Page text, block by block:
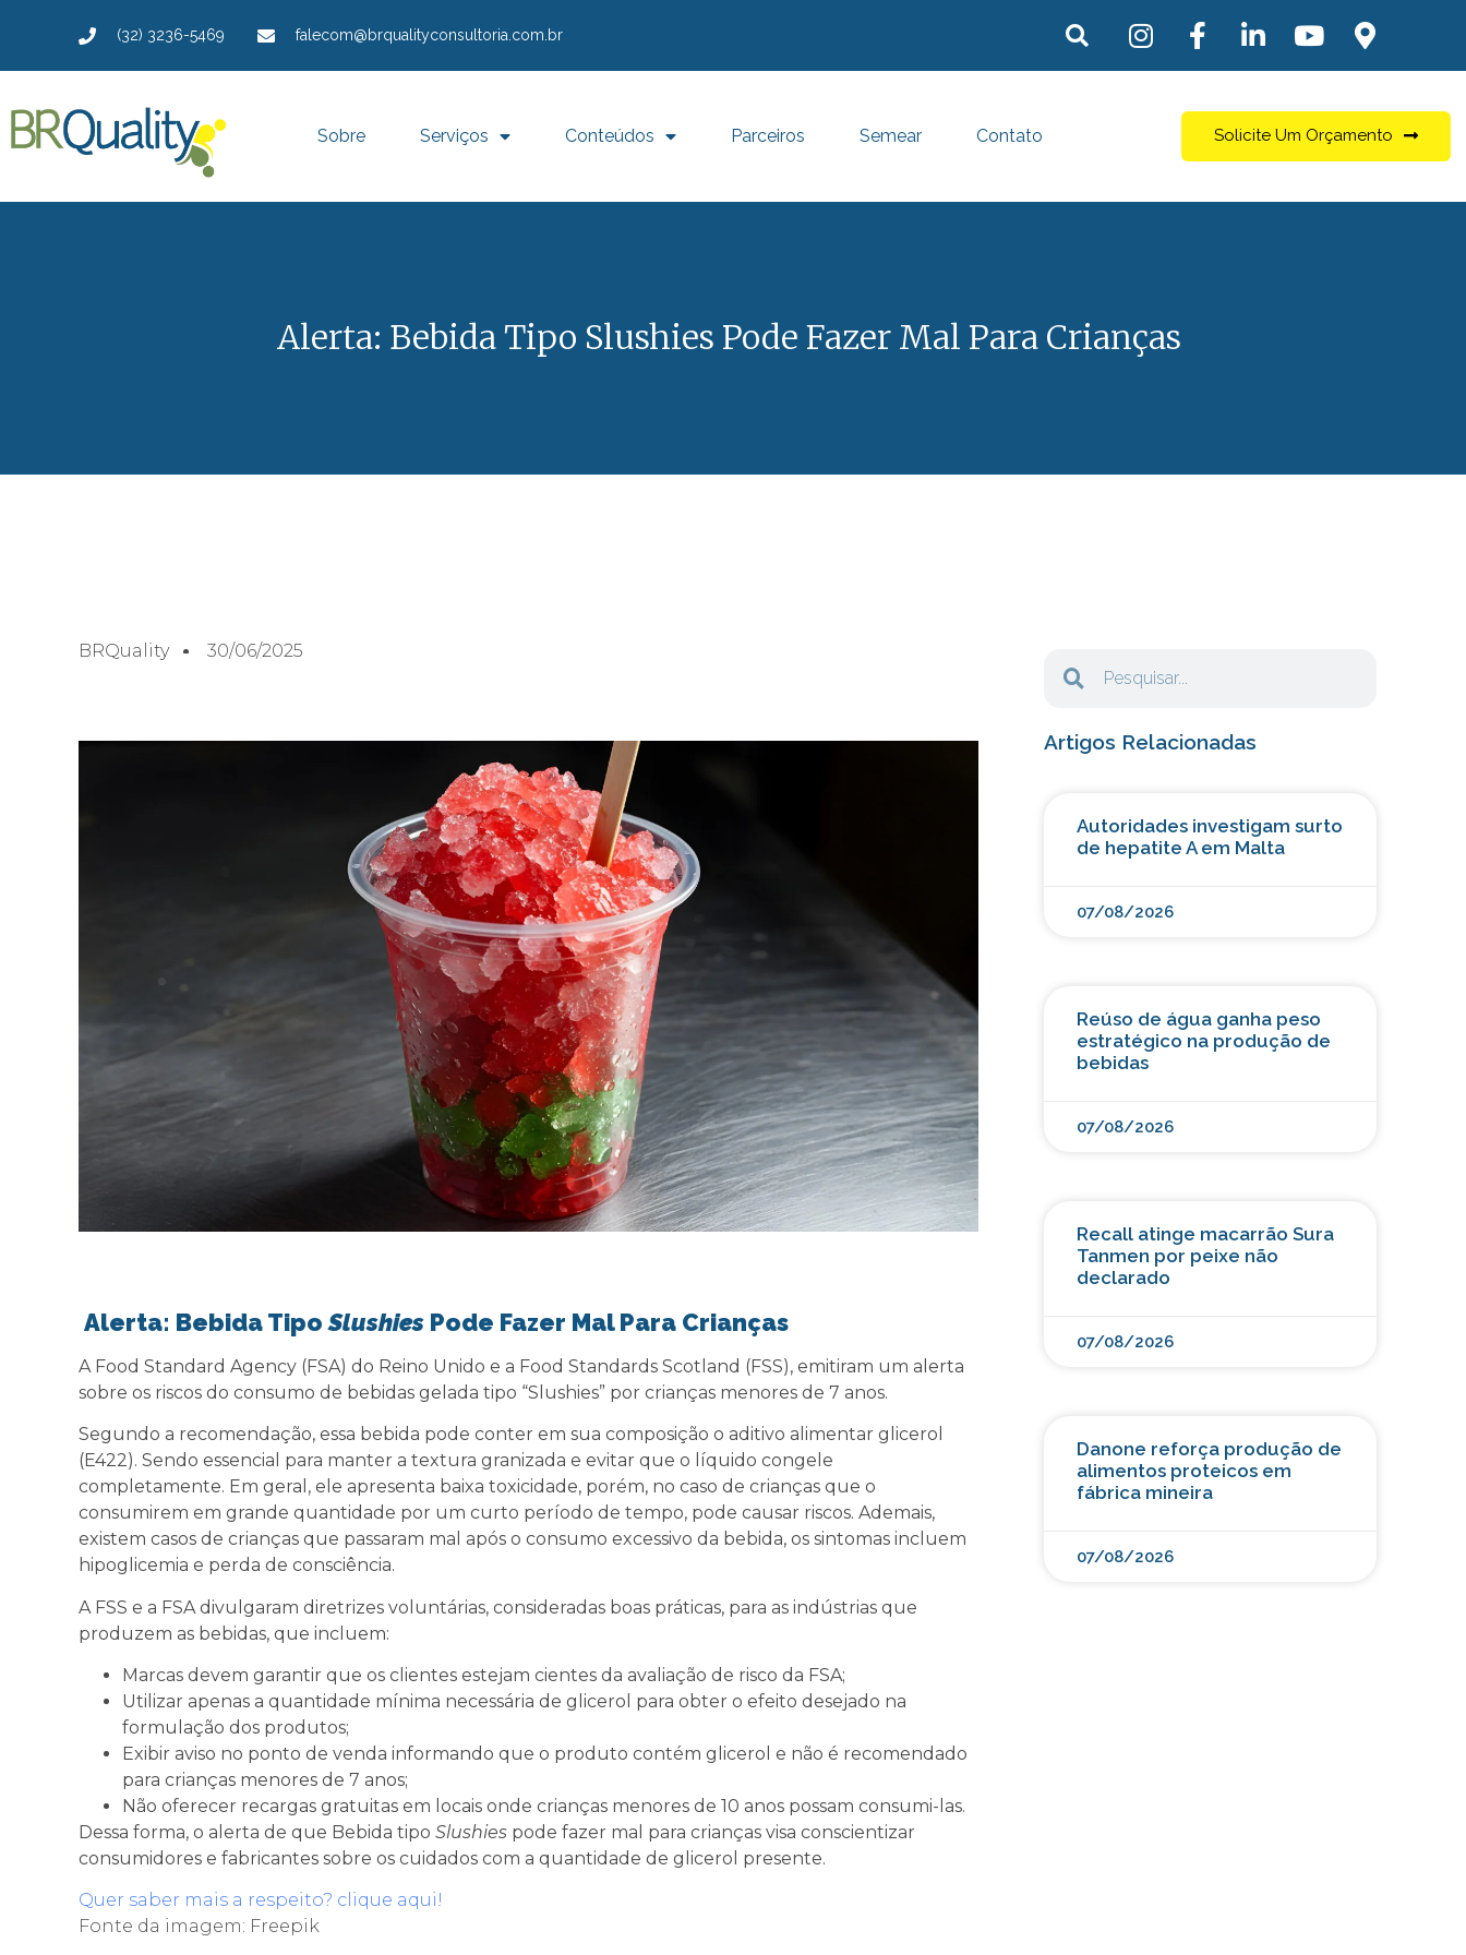
(32) 3236-5469 falecom@brqualityconsultoria.com.br
Sobre Serviços Conteúdos Parceiros Semear Contato Solicite Um Orçamento
Alerta: Bebida Tipo Slushies Pode Fazer Mal Para Crianças
BRQuality 30/06/2025
Alerta: Bebida TipoSlushies Pode Fazer Mal Para Crianças
A Food Standard Agency (FSA) do Reino Unido e a Food Standards Scotland (FSS), emitiram um alerta
sobre os riscos do consumo de bebidas gelada tipo “Slushies” por crianças menores de 7 anos.
Segundo a recomendação, essa bebida pode conter em sua composição o aditivo alimentar glicerol
(E422). Sendo essencial para manter a textura granizada e evitar que o líquido congele
completamente. Em geral, ele apresenta baixa toxicidade, porém, no caso de crianças que o
consumirem em grande quantidade por um curto período de tempo, pode causar riscos. Ademais,
existem casos de crianças que passaram mal após o consumo excessivo da bebida, os sintomas incluem
hipoglicemia e perda de consciência.
A FSS e a FSA divulgaram diretrizes voluntárias, consideradas boas práticas, para as indústrias que
produzem as bebidas, que incluem:
Marcas devem garantir que os clientes estejam cientes da avaliação de risco da FSA;
Utilizar apenas a quantidade mínima necessária de glicerol para obter o efeito desejado na
formulação dos produtos;
Exibir aviso no ponto de venda informando que o produto contém glicerol e não é recomendado
para crianças menores de 7 anos;
Não oferecer recargas gratuitas em locais onde crianças menores de 10 anos possam consumi-las.
Dessa forma, o alerta de que Bebida tipo Slushies pode fazer mal para crianças visa conscientizar
consumidores e fabricantes sobre os cuidados com a quantidade de glicerol presente.
Quer saber mais a respeito? clique aqui!
Fonte da imagem: Freepik
Artigos Relacionadas
Autoridades investigam surto
de hepatite A em Malta
07/08/2026
Reúso de água ganha peso
estratégico na produção de
bebidas
07/08/2026
Recall atinge macarrão Sura
Tanmen por peixe não
declarado
07/08/2026
Danone reforça produção de
alimentos proteicos em
fábrica mineira
07/08/2026